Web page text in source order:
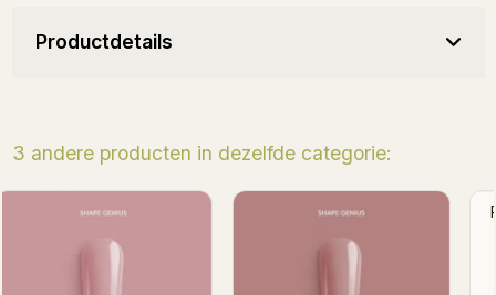
Productdetails
3 andere producten in dezelfde categorie:
Binnenkort op voorraad
Pink N°1 - Shape Genius